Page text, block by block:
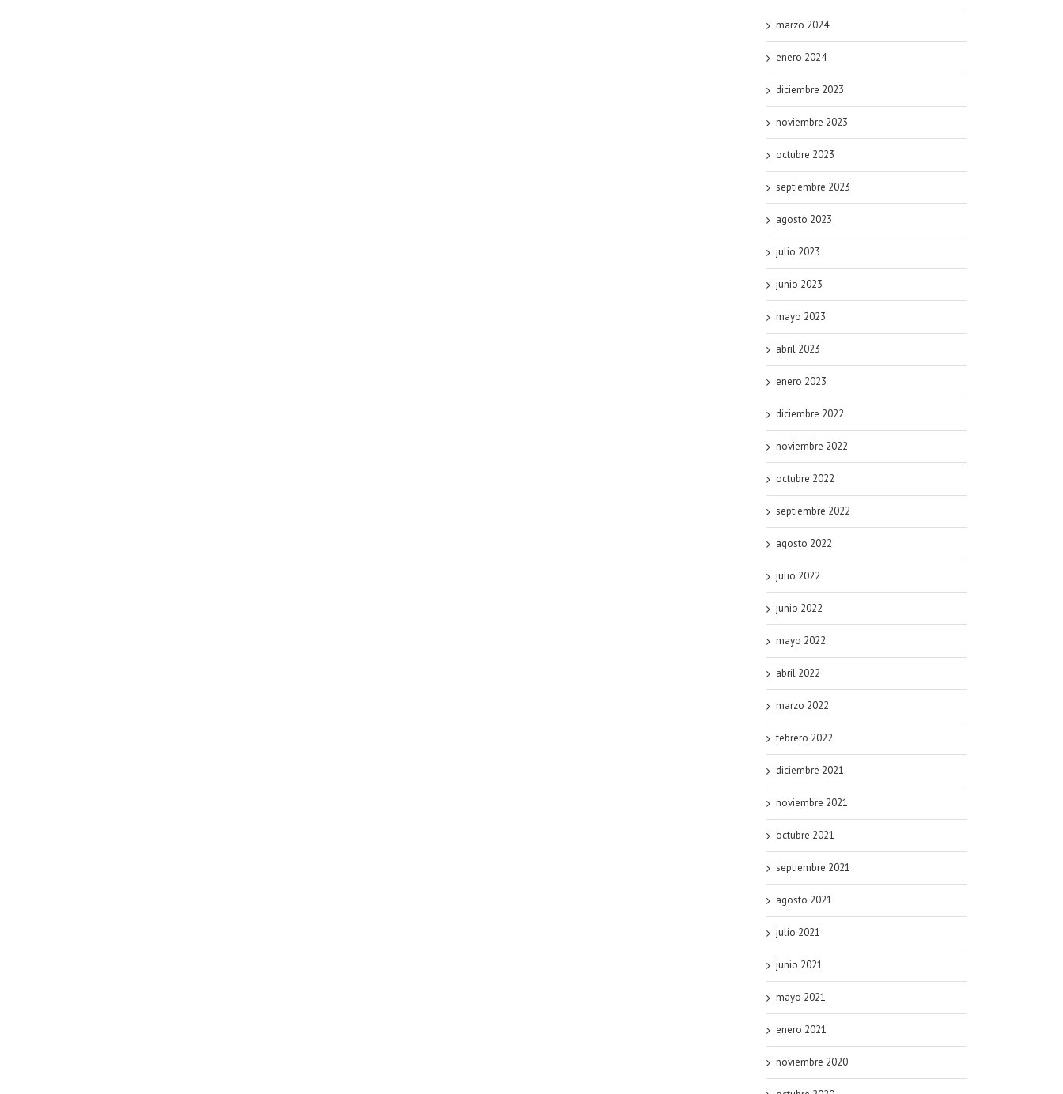
marzo 2024
enero 2024
diciembre 2023
noviembre 2023
octubre 2023
septiembre 2023
agosto 2023
julio 2023
junio 2023
mayo 2023
abril 2023
enero 2023
diciembre 2022
noviembre 2022
octubre 2022
septiembre 2022
agosto 2022
julio 2022
junio 2022
mayo 2022
abril 2022
marzo 2022
febrero 2022
diciembre 2021
noviembre 2021
octubre 2021
septiembre 2021
agosto 2021
julio 2021
junio 2021
mayo 2021
enero 2021
noviembre 2020